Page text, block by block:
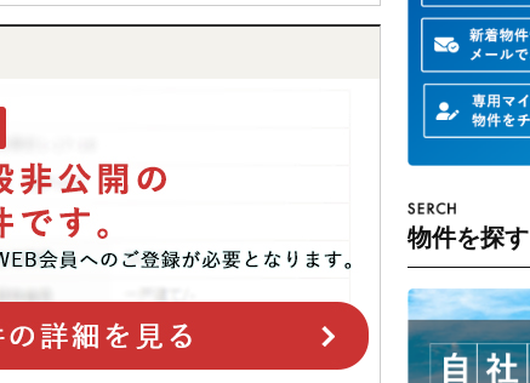
物件を探す